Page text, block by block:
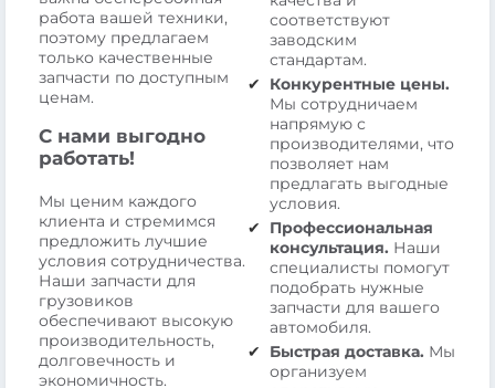
работа вашей техники,
поэтому предлагаем
только качественные
запчасти по доступным
ценам.
С нами выгодно
работать!
Мы ценим каждого
клиента и стремимся
предложить лучшие
условия сотрудничества.
Наши запчасти для
грузовиков
обеспечивают высокую
производительность,
долговечность и
экономичность.
соответствуют
заводским
стандартам.
Конкурентные цены.
Мы сотрудничаем
напрямую с
производителями, что
позволяет нам
предлагать выгодные
условия.
Профессиональная
консультация. Наши
специалисты помогут
подобрать нужные
запчасти для вашего
автомобиля.
Быстрая доставка. Мы
организуем